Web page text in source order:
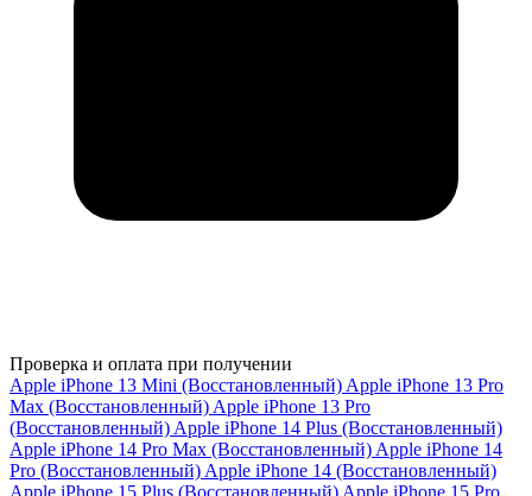
Проверка и оплата при получении
Apple iPhone 13 Mini (Восстановленный) Apple iPhone 13 Pro
Max (Восстановленный) Apple iPhone 13 Pro
(Восстановленный) Apple iPhone 14 Plus (Восстановленный)
Apple iPhone 14 Pro Max (Восстановленный) Apple iPhone 14
Pro (Восстановленный) Apple iPhone 14 (Восстановленный)
Apple iPhone 15 Plus (Восстановленный) Apple iPhone 15 Pro